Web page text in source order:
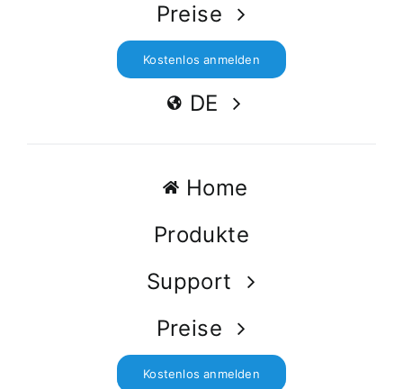
Preise
Kostenlos anmelden
DE
Home
Produkte
Support
Preise
Kostenlos anmelden